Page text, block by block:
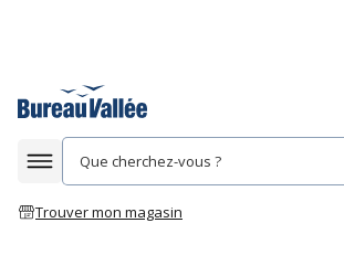
Afficher la navigation
Trouver mon magasin